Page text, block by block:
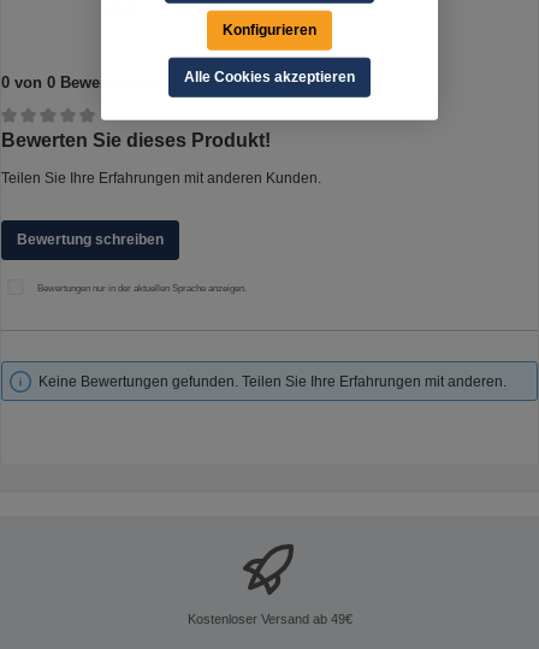
0 von 0 Bewertungen
Durchschnittliche Bewertung von 0 von 5 Sternen
Bewerten Sie dieses Produkt!
Teilen Sie Ihre Erfahrungen mit anderen Kunden.
Bewertung schreiben
Bewertungen nur in der aktuellen Sprache anzeigen.
Keine Bewertungen gefunden. Teilen Sie Ihre Erfahrungen mit anderen.
Kostenloser Versand ab 49€
Konfigurieren
Alle Cookies akzeptieren